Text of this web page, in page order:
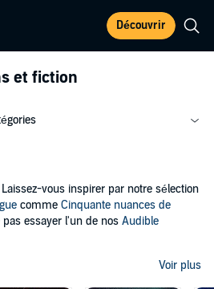
Découvrir
et fiction
vous inspirer par notre sélection
comme Cinquante nuances de
essayer l'un de nos Audible
Voir plus